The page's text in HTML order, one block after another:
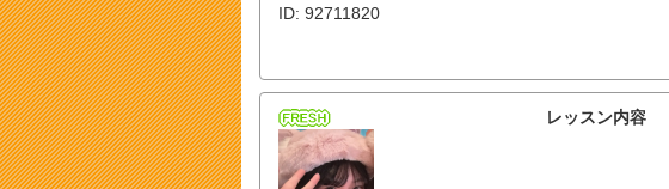
ID: 92711820
レッスン内容